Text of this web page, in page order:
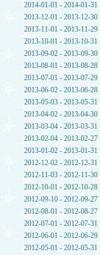
2014-01-01 - 2014-01-31
2013-12-01 - 2013-12-30
2013-11-01 - 2013-11-29
2013-10-01 - 2013-10-31
2013-09-02 - 2013-09-30
2013-08-01 - 2013-08-28
2013-07-01 - 2013-07-29
2013-06-02 - 2013-06-28
2013-05-03 - 2013-05-31
2013-04-02 - 2013-04-30
2013-03-04 - 2013-03-31
2013-02-04 - 2013-02-27
2013-01-02 - 2013-01-31
2012-12-02 - 2012-12-31
2012-11-03 - 2012-11-30
2012-10-01 - 2012-10-28
2012-09-10 - 2012-09-27
2012-08-01 - 2012-08-27
2012-07-01 - 2012-07-31
2012-06-01 - 2012-06-29
2012-05-01 - 2012-05-31